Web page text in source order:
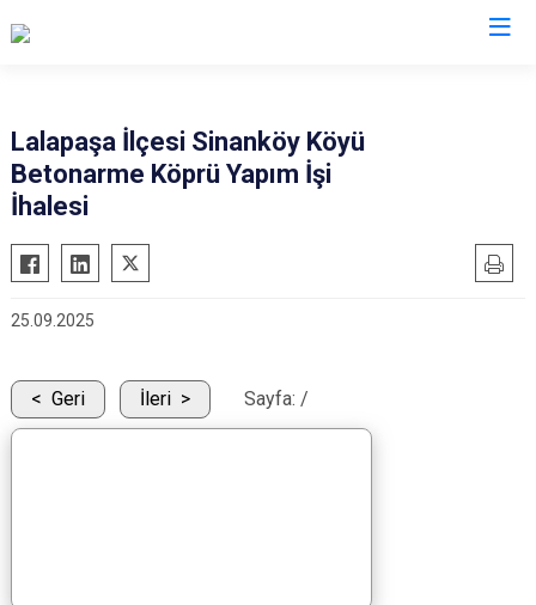
Enez
İpsala
Süloğlu
Lalapaşa İlçesi Sinanköy Köyü
Betonarme Köprü Yapım İşi
İhalesi
25.09.2025
Geri İleri Sayfa: /